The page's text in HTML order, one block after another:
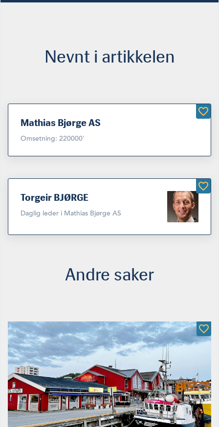
Nevnt i artikkelen
Mathias Bjørge AS
Omsetning: 220000'
Torgeir BJØRGE
Daglig leder i Mathias Bjørge AS
Andre saker